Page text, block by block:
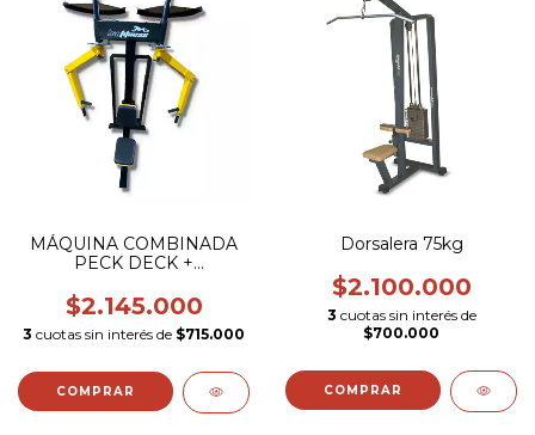
MÁQUINA COMBINADA
PECK DECK +
$2.145.000
3 cuotas sin interés de $715.000
Dorsalera 75kg
$2.100.000
3 cuotas sin interés de
$700.000